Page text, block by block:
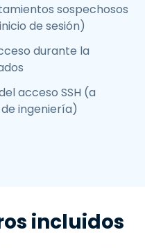
sospechosos
de sesión)
durante la
acceso SSH (a
ingeniería)
incluidos